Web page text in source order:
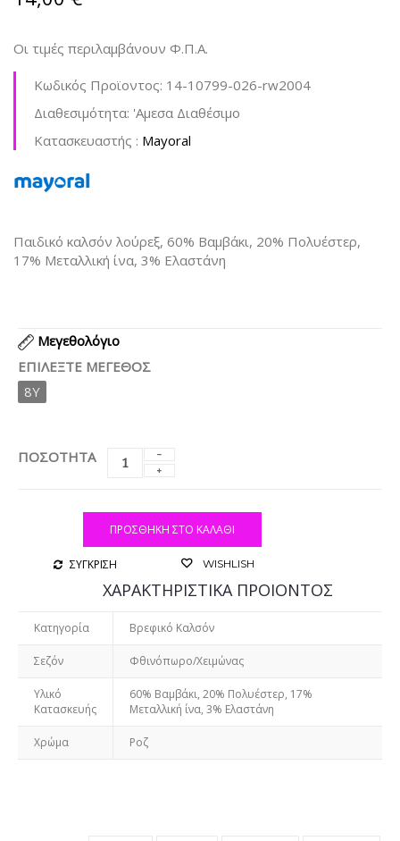
Οι τιμές περιλαμβάνουν Φ.Π.Α.
Κωδικός Προϊοντος: 14-10799-026-rw2004
Διαθεσιμότητα: 'Aμεσα Διαθέσιμο
Kατασκευαστής : Mayoral
Παιδικό καλσόν λούρεξ, 60% Βαμβάκι, 20% Πολυέστερ,
17% Μεταλλική ίνα, 3% Ελαστάνη
Μεγεθολόγιο
ΕΠΙΛΈΞΤΕ ΜΈΓΕΘΟΣ
8Y
ΠΟΣΟΤΗΤΑ
ΠΡΟΣΘΉΚΗ ΣΤΟ ΚΑΛΆΘΙ
ΣΥΓΚΡΙΣΗ WISHLISH
ΧΑΡΑΚΤΗΡΙΣΤΙΚΑ ΠΡΟΙΟΝΤΟΣ
Κατηγορία Βρεφικό Καλσόν
Σεζόν Φθινόπωρο/Χειμώνας
Υλικό
Κατασκευής
60% Βαμβάκι, 20% Πολυέστερ, 17%
Μεταλλική ίνα, 3% Ελαστάνη
Χρώμα Ροζ